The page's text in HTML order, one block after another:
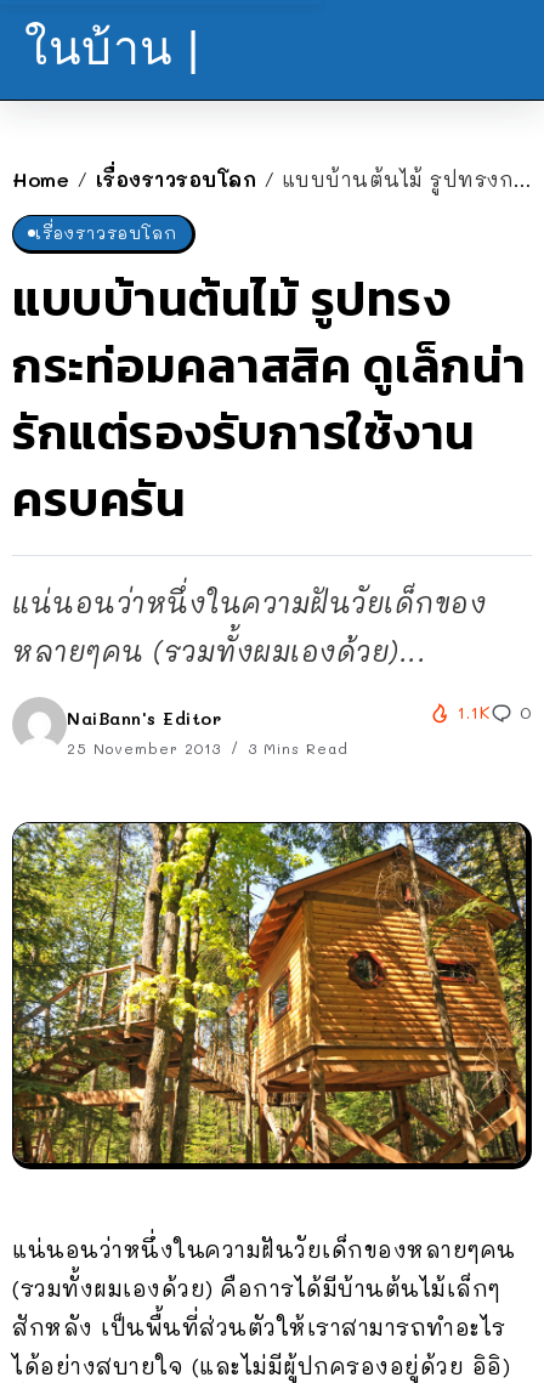
ในบ้าน |
Home / เรื่องราวรอบโลก / แบบบ้านต้นไม้ รูปทรงกระท่อมคลาสสิค ดูเล็กน่ารักแต่รองรับการใช้งานครบครัน
เรื่องราวรอบโลก
แบบบ้านต้นไม้ รูปทรง
กระท่อมคลาสสิค ดูเล็กน่า
รักแต่รองรับการใช้งาน
ครบครัน
แน่นอนว่าหนึ่งในความฝันวัยเด็กของ
หลายๆคน (รวมทั้งผมเองด้วย)...
NaiBann's Editor
25 November 2013 3 Mins Read
1.1K 0
แน่นอนว่าหนึ่งในความฝันวัยเด็กของหลายๆคน
(รวมทั้งผมเองด้วย) คือการได้มีบ้านต้นไม้เล็กๆ
สักหลัง เป็นพื้นที่ส่วนตัวให้เราสามารถทำอะไร
ได้อย่างสบายใจ (และไม่มีผู้ปกครองอยู่ด้วย อิอิ)